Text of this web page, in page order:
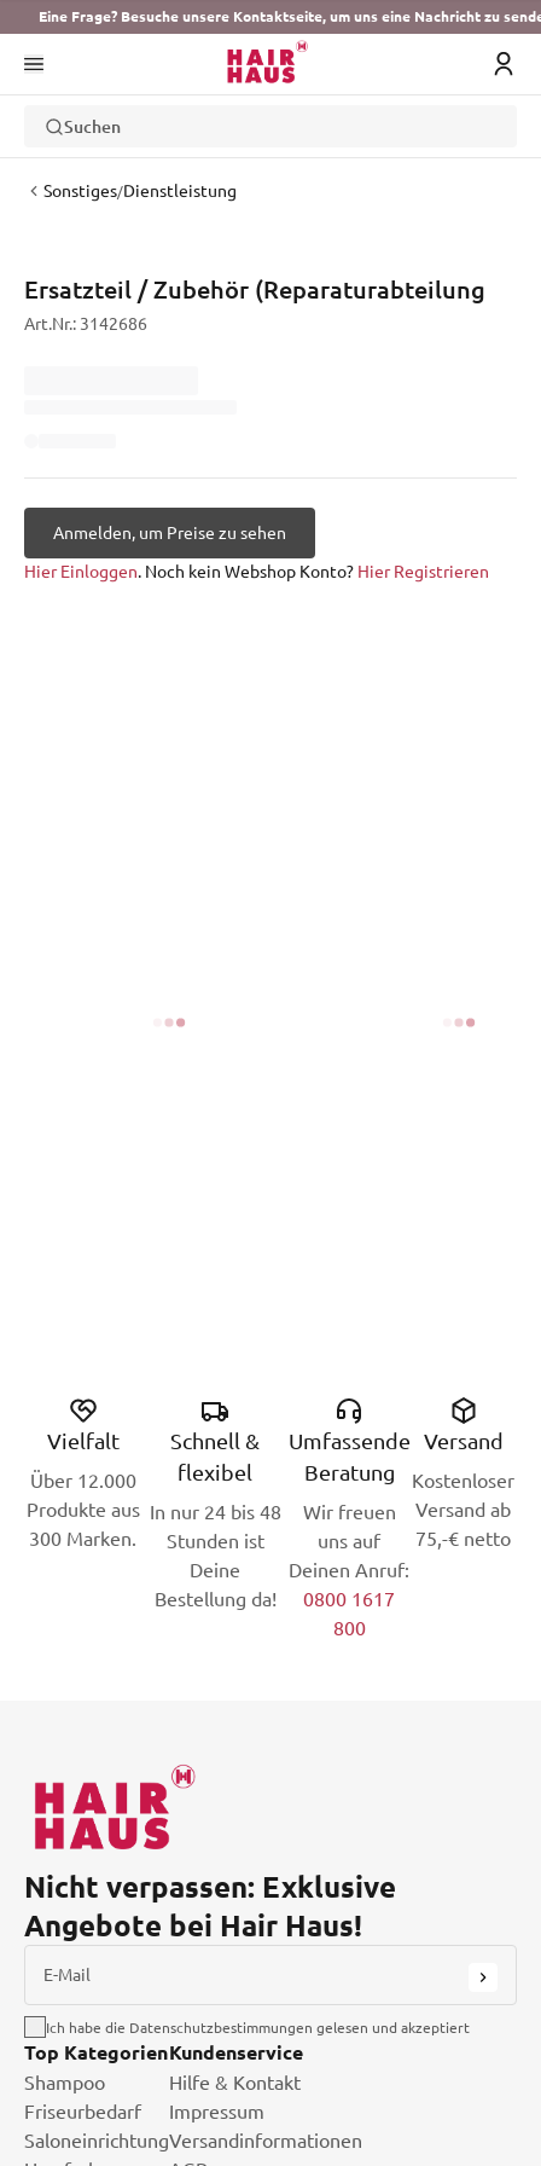
Eine Frage? Besuche unsere Kontaktseite, um uns eine Nachricht zu
Suchen
Sonstiges/Dienstleistung
Ersatzteil / Zubehör (Reparaturabteilung
Art.Nr.: 3142686
Anmelden, um Preise zu sehen
Hier Einloggen. Noch kein Webshop Konto? Hier Registrieren
Vielfalt
Über 12.000
Produkte aus
300 Marken.
Schnell &
flexibel
In nur 24 bis 48
Stunden ist
Deine
Bestellung da!
Umfassende
Beratung
Wir freuen
uns auf
Deinen Anruf:
0800 1617
800
Versand
Kostenloser
Versand ab
75,-€ netto
Nicht verpassen: Exklusive
Angebote bei Hair Haus!
E-Mail
Ich habe die Datenschutzbestimmungen gelesen und akzeptiert
Top Kategorien
Shampoo
Friseurbedarf
Saloneinrichtung
Kundenservice
Hilfe & Kontakt
Impressum
Versandinformationen